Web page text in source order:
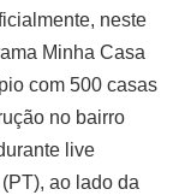
neste
Minha Casa
com 500 casas
no bairro
live
ao lado da